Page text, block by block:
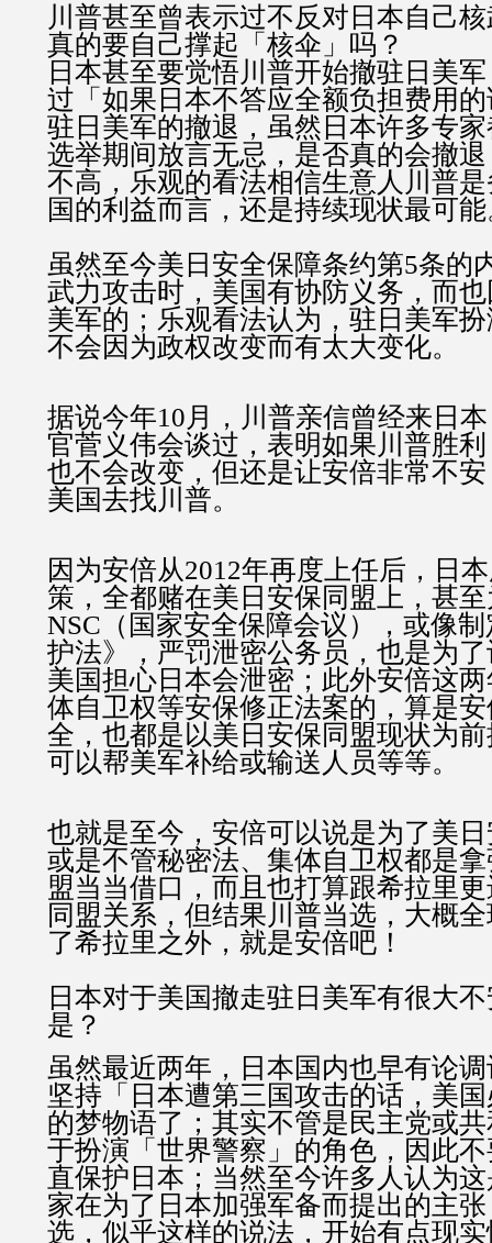
川普甚至曾表示过不反对日本自己
真的要自己撑起「核伞」吗？
日本甚至要觉悟川普开始撤驻日美
过「如果日本不答应全额负担费用
驻日美军的撤退，虽然日本许多专
选举期间放言无忌，是否真的会撤
不高，乐观的看法相信生意人川普
国的利益而言，还是持续现状最可
虽然至今美日安全保障条约第5条的
武力攻击时，美国有协防义务，而
美军的；乐观看法认为，驻日美军
不会因为政权改变而有太大变化。
据说今年10月，川普亲信曾经来日
官菅义伟会谈过，表明如果川普胜
也不会改变，但还是让安倍非常不
美国去找川普。
因为安倍从2012年再度上任后，日
策，全都赌在美日安保同盟上，甚
NSC（国家安全保障会议），或像
护法》，严罚泄密公务员，也是为
美国担心日本会泄密；此外安倍这
体自卫权等安保修正法案的，算是
全，也都是以美日安保同盟现状为
可以帮美军补给或输送人员等等。
也就是至今，安倍可以说是为了美
或是不管秘密法、集体自卫权都是
盟当当借口，而且也打算跟希拉里
同盟关系，但结果川普当选，大概
了希拉里之外，就是安倍吧！
日本对于美国撤走驻日美军有很大
是？
虽然最近两年，日本国内也早有论
坚持「日本遭第三国攻击的话，美
的梦物语了；其实不管是民主党或
于扮演「世界警察」的角色，因此
直保护日本；当然至今许多人认为
家在为了日本加强军备而提出的主
选，似乎这样的说法，开始有点现